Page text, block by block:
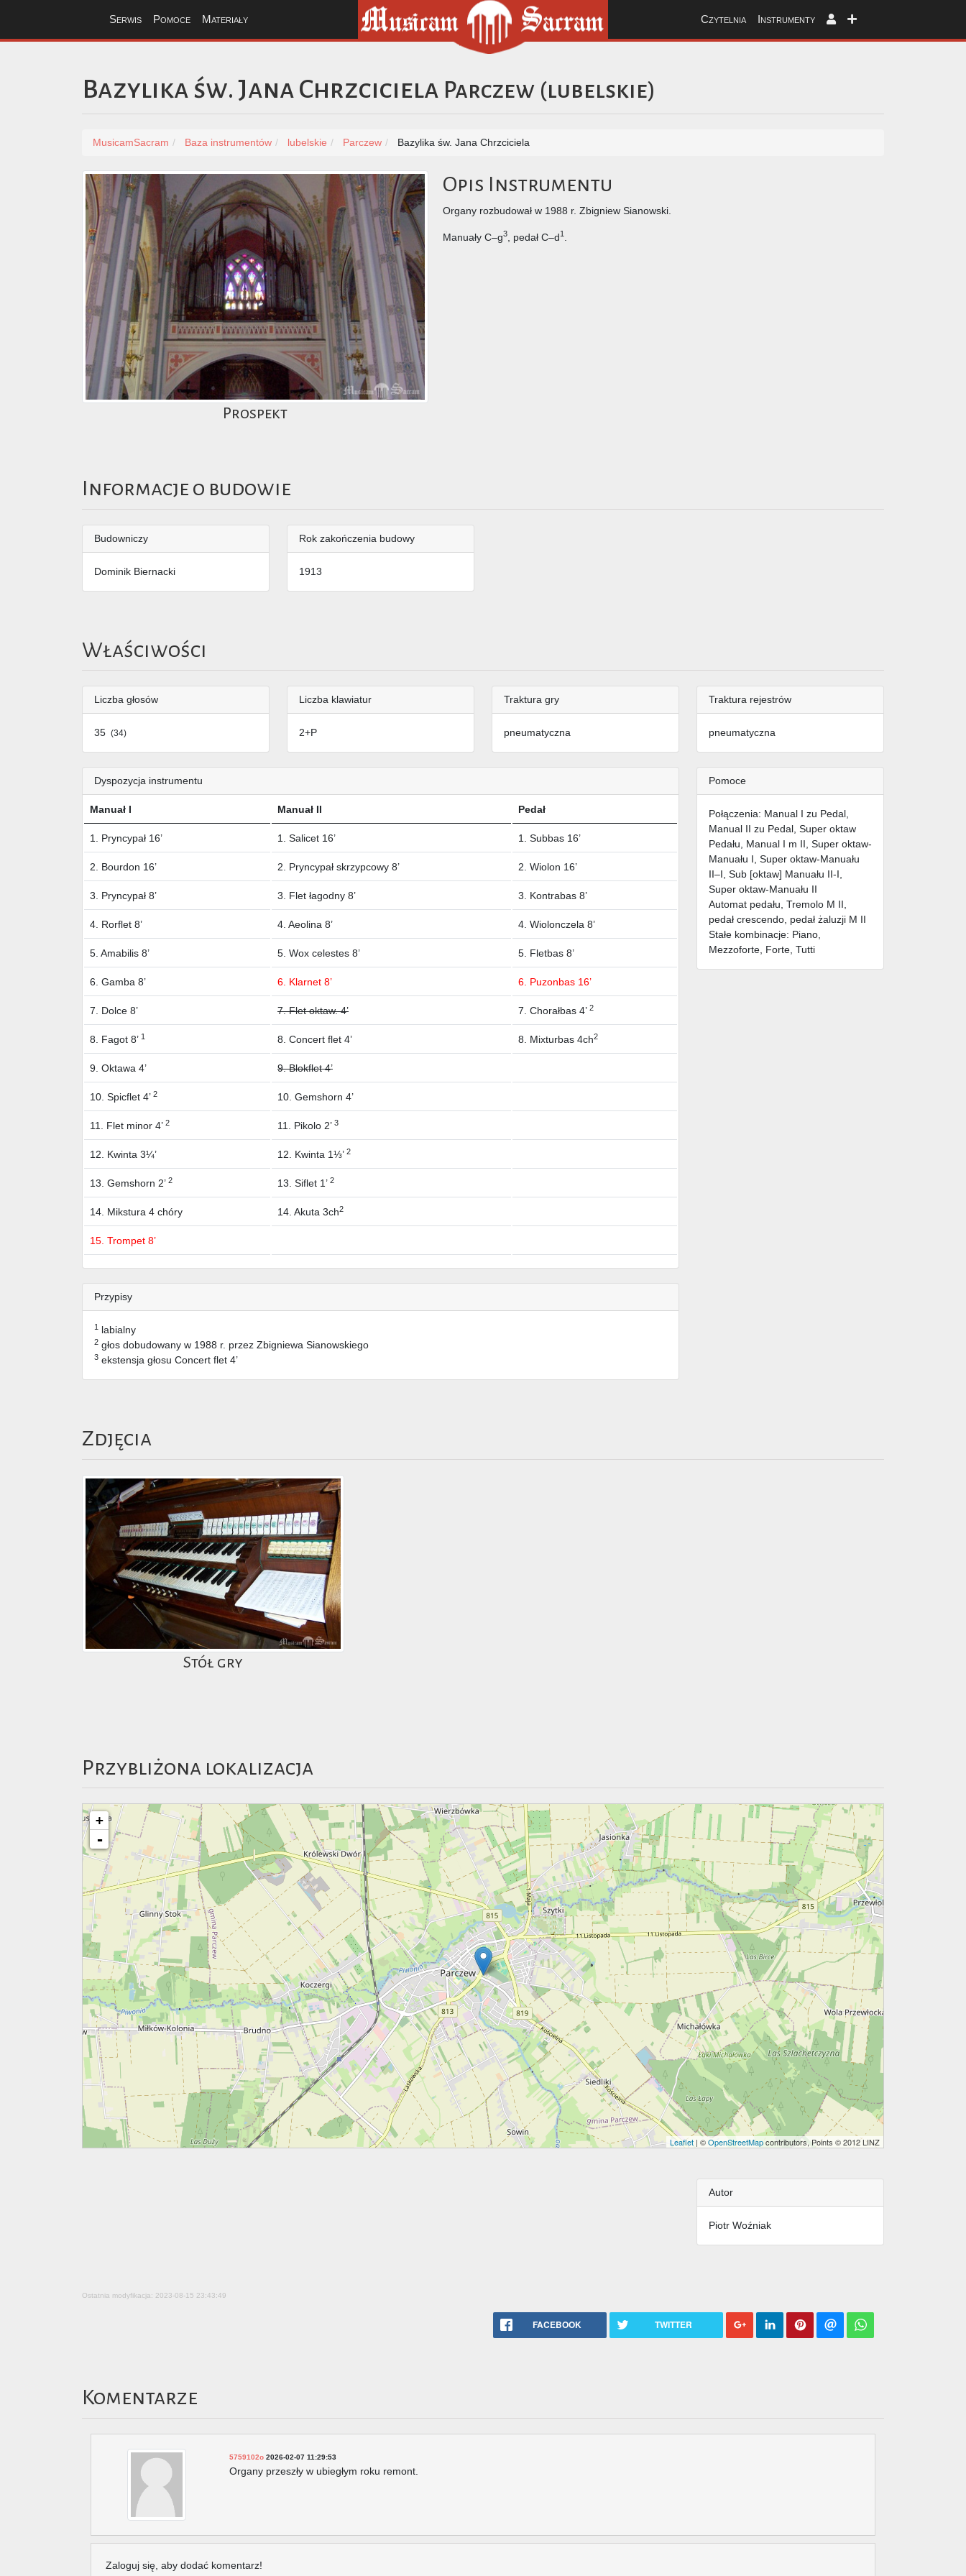
Serwis Pomoce Materiały Czytelnia Instrumenty
Bazylika św. Jana Chrzciciela Parczew (lubelskie)
MusicamSacram Baza instrumentów lubelskie Parczew Bazylika św. Jana Chrzciciela
Prospekt
Opis Instrumentu
Organy rozbudował w 1988 r. Zbigniew Sianowski.
Manuały C–g3 , pedał C–d1
Informacje o budowie
Budowniczy
Dominik Biernacki
Rok zakończenia budowy
1913
Właściwości
Liczba głosów
35 (34)
Liczba klawiatur
2+P
Traktura gry
pneumatyczna
Traktura rejestrów
pneumatyczna
Dyspozycja instrumentu
Manuał I Manuał II Pedał
1. Pryncypał 16’ 1. Salicet 16’ 1. Subbas 16’
2. Bourdon 16’ 2. Pryncypał skrzypcowy 8’ 2. Wiolon 16’
3. Pryncypał 8’ 3. Flet łagodny 8’ 3. Kontrabas 8’
4. Rorflet 8’ 4. Aeolina 8’ 4. Wiolonczela 8’
5. Amabilis 8’ 5. Wox celestes 8’ 5. Fletbas 8’
6. Gamba 8’ 6. Klarnet 8’ 6. Puzonbas 16’
7. Dolce 8’ 7. Flet oktaw. 4’ 7. Chorałbas 4’ 2
8. Fagot 8’ 1 8. Concert flet 4’ 8. Mixturbas 4ch2
9. Oktawa 4’ 9. Blokflet 4’
10. Spicflet 4’ 2 10. Gemshorn 4’
11. Flet minor 4’ 2 11. Pikolo 2’ 3
12. Kwinta 3¼’ 12. Kwinta 1⅓’ 2
13. Gemshorn 2’ 2 13. Siflet 1’ 2
14. Mikstura 4 chóry 14. Akuta 3ch2
15. Trompet 8’
Pomoce
Połączenia: Manual I zu Pedal,
Manual II zu Pedal, Super oktaw
Pedału, Manual I m II, Super oktaw-
Manuału I, Super oktaw-Manuału
II–I, Sub [oktaw] Manuału II-I,
Super oktaw-Manuału II
Automat pedału, Tremolo M II,
pedał crescendo, pedał żaluzji M II
Stałe kombinacje: Piano,
Mezzoforte, Forte, Tutti
Przypisy
1 labialny
2 głos dobudowany w 1988 r. przez Zbigniewa Sianowskiego
3 ekstensja głosu Concert flet 4’
Zdjęcia
Stół gry
Przybliżona lokalizacja
+
-
Leaflet | ©OpenStreetMapcontributors, Points © 2012 LINZ
Autor
Piotr Woźniak
Ostatnia modyfikacja: 2023-08-15 23:43:49
FACEBOOK TWITTER
Komentarze
5759102o 2026-02-07 11:29:53
Organy przeszły w ubiegłym roku remont.
Zaloguj się, aby dodać komentarz!